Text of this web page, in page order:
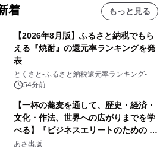
着 もっと見る
【2026年8月版】ふるさと納税でもら
える『焼酎』の還元率ランキングを発
表
とくさと-ふるさと納税還元率ランキング-
54分前
【一杯の蕎麦を通して、歴史・経済・
文化・作法、世界への広がりまでを学
べる】『ビジネスエリートのための 教
養としての蕎麦』2026年8月25日
あさ出版